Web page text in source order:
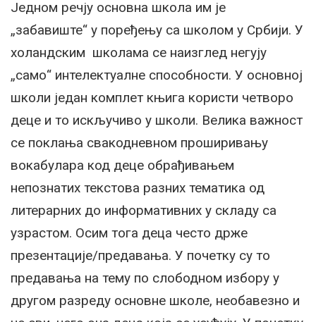
Једном речју основна школа им је
„забавиште“ у поређењу са школом у Србији. У
холандским школама се наизглед негују
„само“ интелектуалне способности. У основној
школи један комплет књига користи четворо
деце и то искључиво у школи. Велика важност
се поклања свакодневном проширивању
вокабулара код деце обрађивањем
непознатих текстова разних тематика од
литерарних до информативних у складу са
узрастом. Осим тога деца често држе
презентације/предавања. У почетку су то
предавања на тему по слободном избору у
другом разреду основне школе, необавезно и